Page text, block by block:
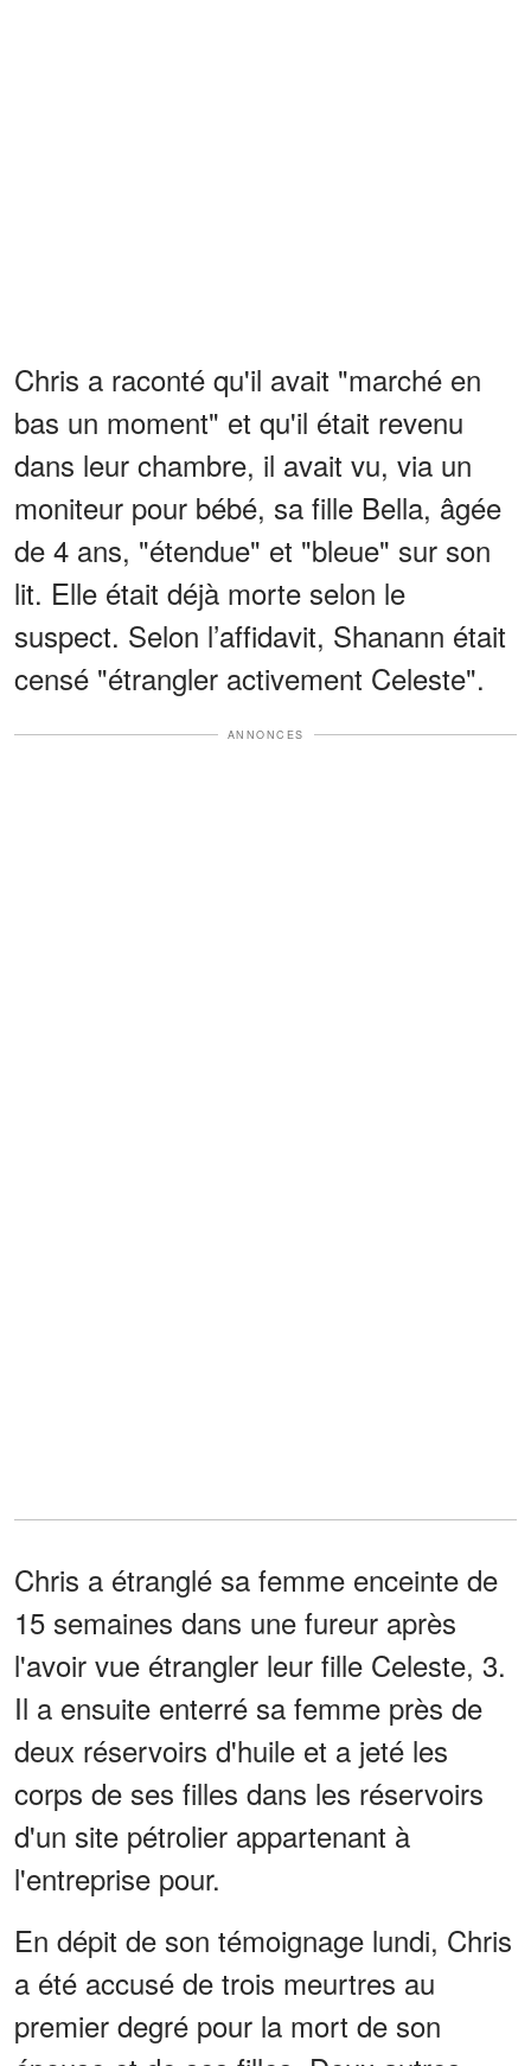
Chris a raconté qu'il avait "marché en
bas un moment" et qu'il était revenu
dans leur chambre, il avait vu, via un
moniteur pour bébé, sa fille Bella, âgée
de 4 ans, "étendue" et "bleue" sur son
lit. Elle était déjà morte selon le
suspect. Selon l’affidavit, Shanann était
censé "étrangler activement Celeste".
ANNONCES
Chris a étranglé sa femme enceinte de
15 semaines dans une fureur après
l'avoir vue étrangler leur fille Celeste, 3.
Il a ensuite enterré sa femme près de
deux réservoirs d'huile et a jeté les
corps de ses filles dans les réservoirs
d'un site pétrolier appartenant à
l'entreprise pour.
En dépit de son témoignage lundi, Chris
a été accusé de trois meurtres au
premier degré pour la mort de son